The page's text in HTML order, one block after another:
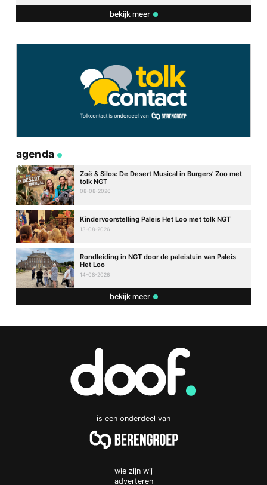
bekijk meer
agenda
Zoë & Silos: De Desert Musical in Burgers’ Zoo met
tolk NGT
08-08-2026
Kindervoorstelling Paleis Het Loo met tolk NGT
13-08-2026
Rondleiding in NGT door de paleistuin van Paleis
Het Loo
14-08-2026
bekijk meer
is een onderdeel van
wie zijn wij
adverteren